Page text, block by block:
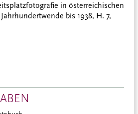
in österreichischen
bis 1938, H. 7,